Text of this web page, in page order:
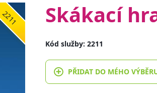
2211 Skákací
Kód služby: 2211
PŘIDAT DO MÉHO